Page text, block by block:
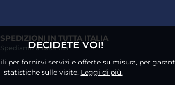
SPEDIZIONI IN TUTTA ITALIA
Spediamo a casa tua
DECIDETE VOI!
per fornirvi servizi e offerte su misura, per
statistiche sulle visite. Leggi di più.